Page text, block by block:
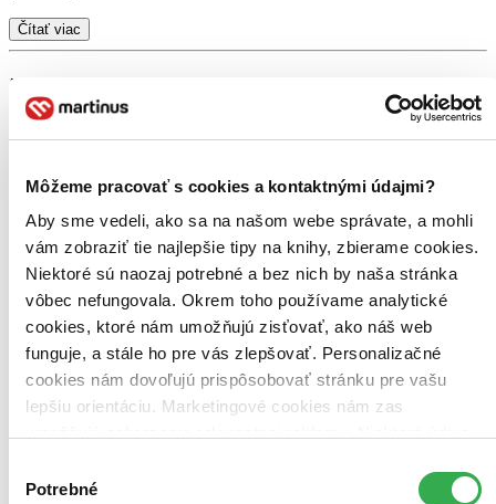
Môžeme pracovať s cookies a kontaktnými údajmi?
Aby sme vedeli, ako sa na našom webe správate, a mohli
vám zobraziť tie najlepšie tipy na knihy, zbierame cookies.
Niektoré sú naozaj potrebné a bez nich by naša stránka
vôbec nefungovala. Okrem toho používame analytické
cookies, ktoré nám umožňujú zisťovať, ako náš web
funguje, a stále ho pre vás zlepšovať. Personalizačné
cookies nám dovoľujú prispôsobovať stránku pre vašu
lepšiu orientáciu. Marketingové cookies nám zas
keby sme mohli používať všetky tieto cookies. Ďakujeme!
súhlasu
Potrebné
Čítať viac
Zoradiť
Bestsellery
Top hodnotené
Novinky
Najdrahšie
Najlacnejšie
Najvyššia zľava